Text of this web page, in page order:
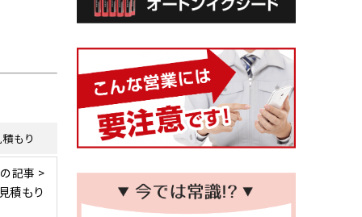
もり
記事 >
積もり